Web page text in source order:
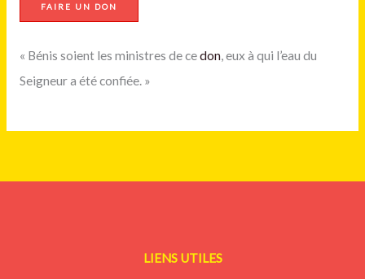
FAIRE UN DON
« Bénis soient les ministres de cedon, eux à qui l’eau du
Seigneur a été confiée. »
LIENS UTILES